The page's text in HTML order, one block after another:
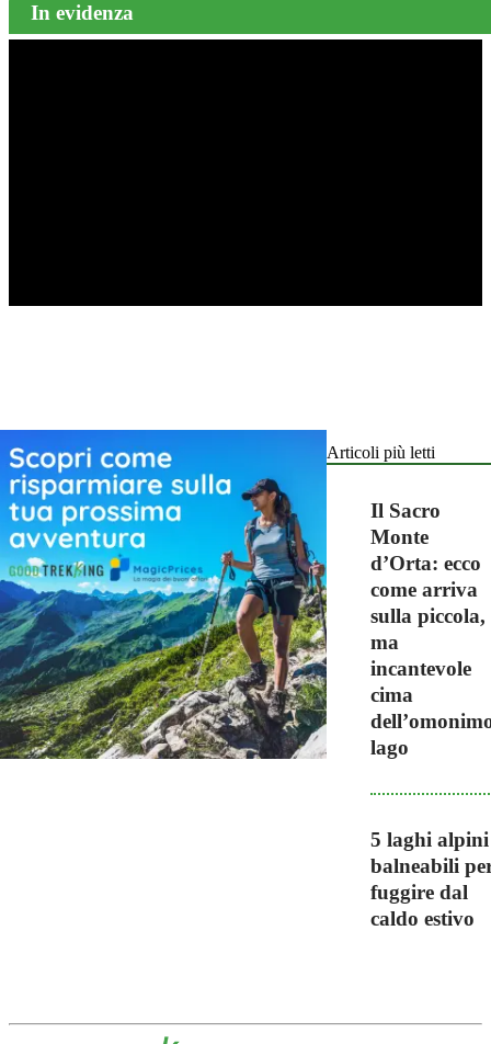
In evidenza
Articoli più letti
Il Sacro
Monte
d’Orta: ecco
come arriva
sulla piccola,
ma
incantevole
cima
lago
5 laghi alpini
balneabili
fuggire dal
caldo estivo